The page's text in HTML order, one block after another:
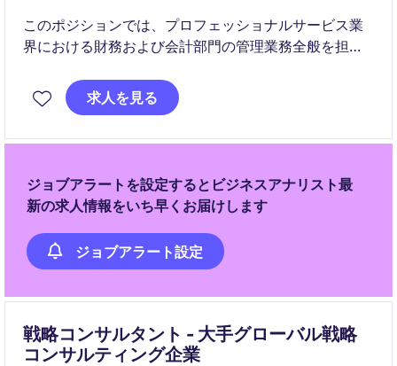
このポジションでは、プロフェッショナルサービス業
界における財務および会計部門の管理業務全般を担当
財務分析や予算管理を通じて、企業の成長と効率化に
貢献していただきます。
求人を見る
ジョブアラートを設定するとビジネスアナリスト最
新の求人情報をいち早くお届けします
ジョブアラート設定
戦略コンサルタント - 大手グローバル戦略
コンサルティング企業